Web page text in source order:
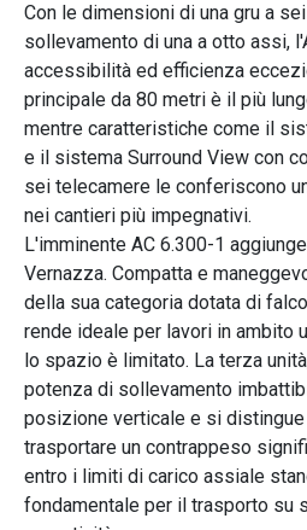
Con le dimensioni di una gru a
sollevamento di una a otto assi,
accessibilità ed efficienza
principale da 80 metri è il più
mentre caratteristiche come il
e il sistema Surround View con
sei telecamere le conferiscono
nei cantieri più impegnativi.
L'imminente AC 6.300-1
Vernazza. Compatta e
della sua categoria dotata di
rende ideale per lavori in ambito
lo spazio è limitato. La terza
potenza di sollevamento
posizione verticale e si
trasportare un contrappeso
entro i limiti di carico assiale
fondamentale per il trasporto su